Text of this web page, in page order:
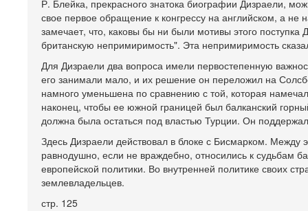
Р. Блейка, прекрасного знатока биографии Дизраели,
свое первое обращение к конгрессу на английском, а
замечает, что, каковы бы ни были мотивы этого
британскую непримиримость". Эта непримиримость
Для Дизраели два вопроса имели первостепенную
его занимали мало, и их решение он переложил на
намного уменьшена по сравнению с той, которая
наконец, чтобы ее южной границей был балканский
должна была остаться под властью Турции. Он
Здесь Дизраели действовал в блоке с Бисмарком.
равнодушно, если не враждебно, относились к судьбам
европейской политики. Во внутренней политике своих
землевладельцев.
стр. 125